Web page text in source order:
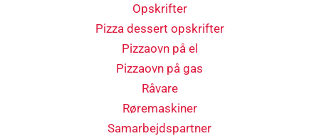
Opskrifter
Pizza dessert opskrifter
Pizzaovn på el
Pizzaovn på gas
Råvare
Røremaskiner
Samarbejdspartner